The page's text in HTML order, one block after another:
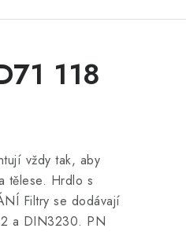
118
vždy tak, aby
tělese. Hrdlo s
Filtry se dodávají
a DIN3230. PN